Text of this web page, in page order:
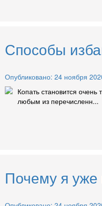
Способы
Опубликовано: 24 ноября
Копать становится
любым из перечисленн...
Почему я уже